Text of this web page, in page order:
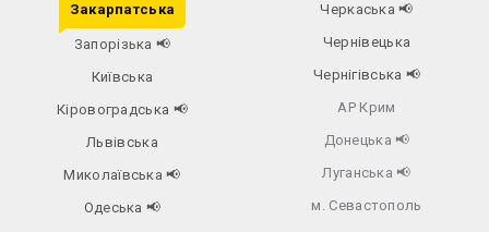
Закарпатська
Запорізька 📢
Київська
Кіровоградська 📢
Львівська
Миколаївська📢
Одеська📢
Черкаська📢
Чернівецька
Чернігівська 📢
АР Крим
Донецька 📢
Луганська 📢
м. Севастополь